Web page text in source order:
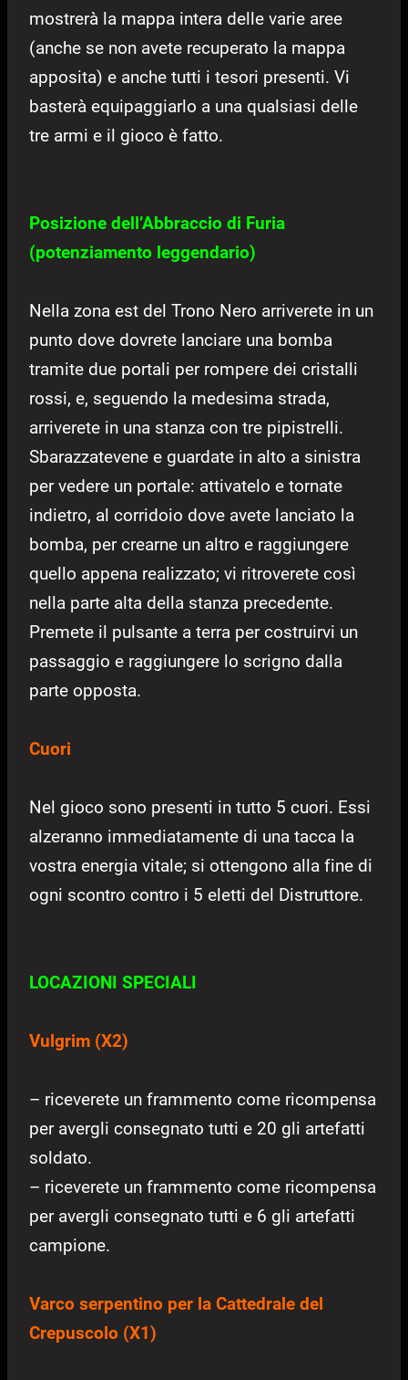
mostrerà la mappa intera delle varie aree
(anche se non avete recuperato la mappa
apposita) e anche tutti i tesori presenti. Vi
basterà equipaggiarlo a una qualsiasi delle
tre armi e il gioco è fatto.
Posizione dell’Abbraccio di Furia
(potenziamento leggendario)
Nella zona est del Trono Nero arriverete in un
punto dove dovrete lanciare una bomba
tramite due portali per rompere dei cristalli
rossi, e, seguendo la medesima strada,
arriverete in una stanza con tre pipistrelli.
Sbarazzatevene e guardate in alto a sinistra
per vedere un portale: attivatelo e tornate
indietro, al corridoio dove avete lanciato la
bomba, per crearne un altro e raggiungere
quello appena realizzato; vi ritroverete così
nella parte alta della stanza precedente.
Premete il pulsante a terra per costruirvi un
passaggio e raggiungere lo scrigno dalla
parte opposta.
Cuori
Nel gioco sono presenti in tutto 5 cuori. Essi
alzeranno immediatamente di una tacca la
vostra energia vitale; si ottengono alla fine di
ogni scontro contro i 5 eletti del Distruttore.
LOCAZIONI SPECIALI
Vulgrim (X2)
– riceverete un frammento come ricompensa
per avergli consegnato tutti e 20 gli artefatti
soldato.
– riceverete un frammento come ricompensa
per avergli consegnato tutti e 6 gli artefatti
campione.
Varco serpentino per la Cattedrale del
Crepuscolo (X1)